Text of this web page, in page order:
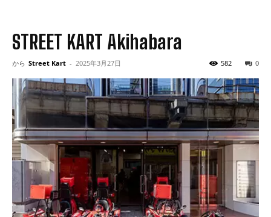
STREET KART Akihabara
から Street Kart - 2025年3月27日 0
582